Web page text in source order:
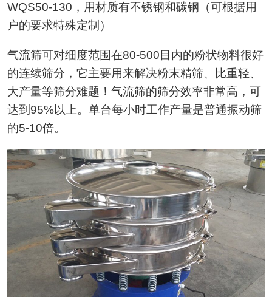
WQS50-130，用材质有不锈钢和碳钢（可根据用
户的要求特殊定制）
气流筛可对细度范围在80-500目内的粉状物料很好
的连续筛分，它主要用来解决粉末精筛、比重轻、
大产量等筛分难题！气流筛的筛分效率非常高，可
达到95%以上。单台每小时工作产量是普通振动筛
的5-10倍。